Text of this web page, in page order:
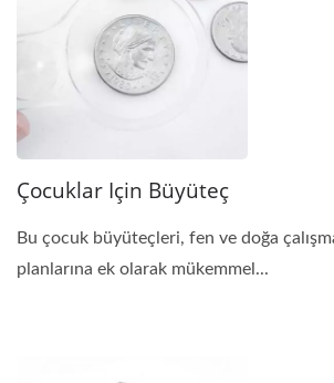
Çocuklar Için Büyüteç
Bu çocuk büyüteçleri, fen ve doğa
planlarına ek olarak mükemmel...